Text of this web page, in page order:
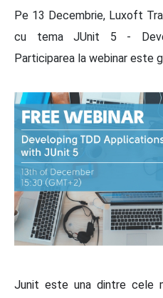
Pe 13 Decembrie, Luxoft
cu tema JUnit 5 -
Participarea la webinar este
Junit este una dintre cele